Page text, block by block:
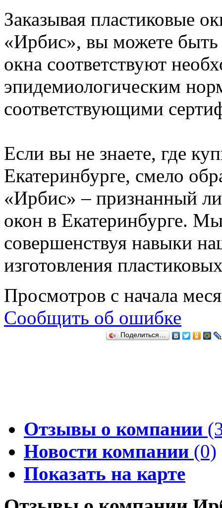
Заказывая пластиковые
«Ирбис», вы можете
окна соответствуют
эпидемиологическим
соответствующими
Если вы не знаете, где
Екатеринбурге, смело
«Ирбис» – признанный
окон в Екатеринбурге.
совершенствуя навыки
изготовления
Просмотров с начала
Сообщить об ошибке
Поделиться…
Отзывы о компании
Новости компании (0)
Показать на карте